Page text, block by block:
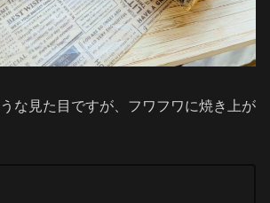
な見た目ですが、フワフワに焼き上が